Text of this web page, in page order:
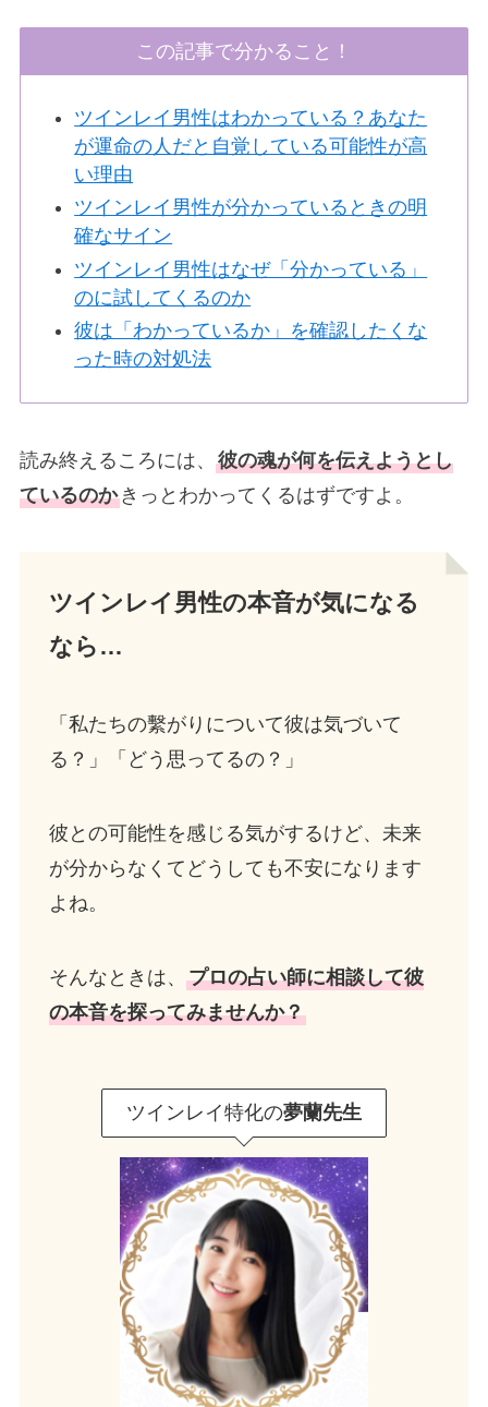
この記事で分かること！
ツインレイ男性はわかっている？あなた
が運命の人だと自覚している可能性が高
い理由
ツインレイ男性が分かっているときの明
確なサイン
ツインレイ男性はなぜ「分かっている」
のに試してくるのか
彼は「わかっているか」を確認したくな
った時の対処法
読み終えるころには、 彼の魂が何を伝えようとし
ているのかきっとわかってくるはずですよ。
ツインレイ男性の本音が気になる
なら…
「私たちの繫がりについて彼は気づいて
る？」「どう思ってるの？」
彼との可能性を感じる気がするけど、未来
が分からなくてどうしても不安になります
よね。
そんなときは、 プロの占い師に相談して彼
の本音を探ってみませんか？
ツインレイ特化の夢蘭先生